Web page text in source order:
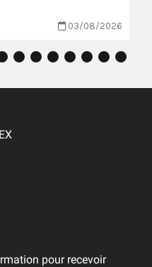
03/08/2026
pour recevoir